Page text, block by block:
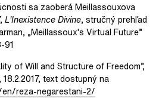
sa zaoberá Meillassouxova
L'Inexistence Divine, stručný prehľad
„Meillassoux's Virtual Future”
91
of Will and Structure of Freedom”,
text dostupný na
reza-negarestani-2/